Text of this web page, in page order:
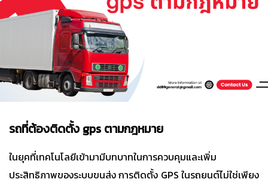
รถที่ต้องติดตั้ง gps ตามกฎหมาย
ในยุคที่เทคโนโลยีเข้ามามีบทบาทในการควบคุมและเพิ่ม
ประสิทธิภาพของระบบขนส่ง การติดตั้ง GPS ในรถยนต์ไม่ใช่เพียง